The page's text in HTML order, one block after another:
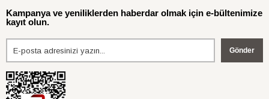
Kampanya ve yeniliklerden haberdar olmak için e-bültenimize
kayıt olun.
Gönder